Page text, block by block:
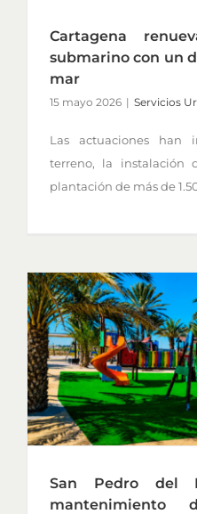
Cartagena
submarino con un
mar
15 mayo 2026 | Servicios
Las actuaciones han
terreno, la instalación
plantación de más de
San Pedro del
mantenimiento